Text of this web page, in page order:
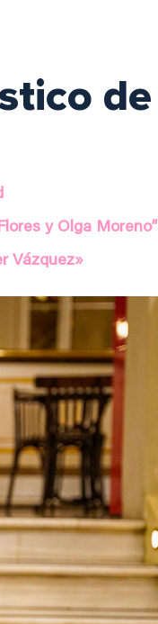
de
y Olga Moreno”
Vázquez»